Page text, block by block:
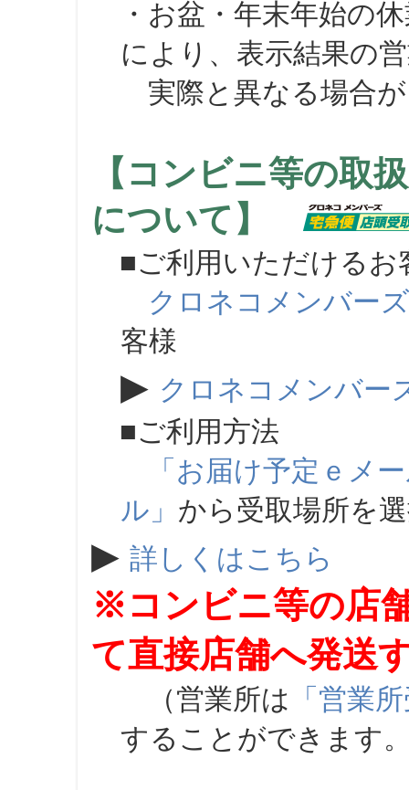
・お盆・年末年始の
により、表示結果の
実際と異なる場合が
【コンビニ等の取
について】
■ご利用いただけるお
クロネコメンバーズ
客様
▶ クロネコメンバー
■ご利用方法
「お届け予定ｅメ
ル」 から受取場所を
▶ 詳しくはこちら
※コンビニ等の店
て直接店舗へ発送
（営業所は 「営業
することができます